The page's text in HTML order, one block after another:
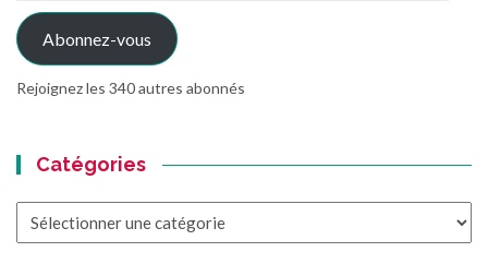
mail
Abonnez-vous
Rejoignez les 340 autres abonnés
Catégories